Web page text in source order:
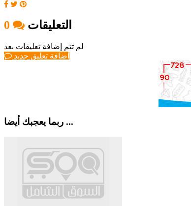
التعليقات
لم تتم إضافة تعليقات بعد
أضافة تعليق جديد
ربما يعجبك أيضا ...